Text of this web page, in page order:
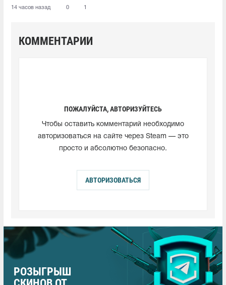
14 часов назад 0 1
КОММЕНТАРИИ
ПОЖАЛУЙСТА, АВТОРИЗУЙТЕСЬ
Чтобы оставить комментарий необходимо
авторизоваться на сайте через Steam — это
просто и абсолютно безопасно.
АВТОРИЗОВАТЬСЯ
РОЗЫГРЫШ